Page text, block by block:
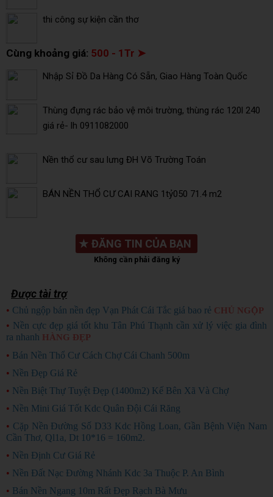
thi công sự kiện cần thơ
Cùng khoảng giá: 500 - 1Tr ➤
Nhập Sỉ Đồ Da Hàng Có Sẵn, Giao Hàng Toàn Quốc
Thùng đựng rác bảo vệ môi trường, thùng rác 120l 240
giá rẻ- lh 0911082000
Nền thổ cư sau lưng ĐH Võ Trường Toán
BÁN NỀN THỔ CƯ CAI RANG 1tỷ050 71.4 m2
★ ĐĂNG TIN CỦA BẠN
Không cần phải đăng ký
Được tài trợ
• Chủ ngộp bán nền đẹp Vạn Phát Cái Tắc giá bao rẻ CHỦ NGỘP
• Nền cực đẹp giá tốt khu Tân Phú Thạnh cần xử lý việc gia đình
ra nhanh HÀNG ĐẸP
• Bán Nền Thổ Cư Cách Chợ Cái Chanh 500m
• Nền Đẹp Giá Rẻ
• Nền Biệt Thự Tuyệt Đẹp (1400m2) Kế Bên Xã Và Chợ
• Nền Mini Giá Tốt Kdc Quân Đội Cái Răng
• Cặp Nền Đường Số D33 Kdc Hồng Loan, Gần Bệnh Viện Nam
Cần Thơ, Ql1a, Dt 10*16 = 160m2.
• Nền Định Cư Giá Rẻ
• Nền Đất Nạc Đường Nhánh Kdc 3a Thuộc P. An Bình
• Bán Nền Ngang 10m Rất Đẹp Rạch Bà Mưu